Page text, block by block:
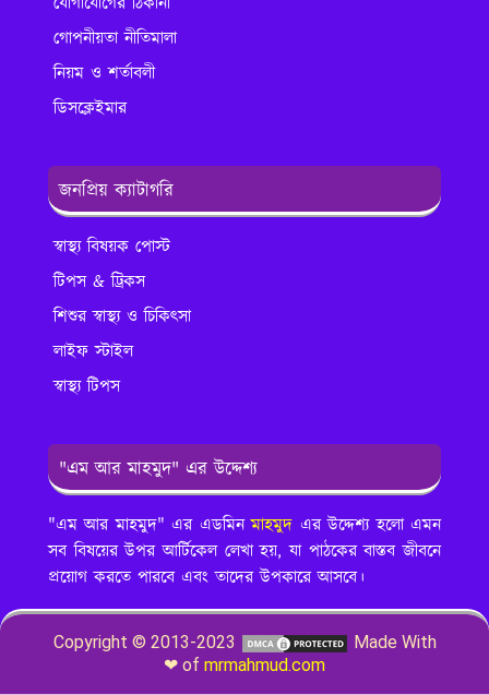
গোপনীয়তা নীতিমালা
নিয়ম ও শর্তাবলী
ডিসক্লেইমার
জনপ্রিয় ক্যাটাগরি
স্বাস্থ্য বিষয়ক পোস্ট
টিপস & ট্রিকস
শিশুর স্বাস্থ্য ও চিকিৎসা
লাইফ স্টাইল
স্বাস্থ্য টিপস
"এম আর মাহমুদ" এর উদ্দেশ্য
"এম আর মাহমুদ" এর এডমিনমাহমুদ এর উদ্দেশ্য হলো এমন
সব বিষয়ের উপর আর্টিকেল লেখা হয়, যা পাঠকের বাস্তব জীবনে
প্রয়োগ করতে পারবে এবং তাদের উপকারে আসবে।
Copyright © 2013-2023
Made With
❤ of mrmahmud.com